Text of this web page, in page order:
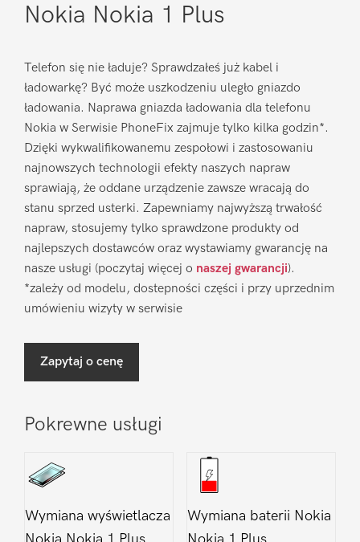
Nokia Nokia 1 Plus
Telefon się nie ładuje? Sprawdzałeś już kabel i
ładowarkę? Być może uszkodzeniu uległo gniazdo
ładowania. Naprawa gniazda ładowania dla telefonu
Nokia w Serwisie PhoneFix zajmuje tylko kilka godzin*.
Dzięki wykwalifikowanemu zespołowi i zastosowaniu
najnowszych technologii efekty naszych napraw
sprawiają, że oddane urządzenie zawsze wracają do
stanu sprzed usterki. Zapewniamy najwyższą trwałość
napraw, stosujemy tylko sprawdzone produkty od
najlepszych dostawców oraz wystawiamy gwarancję na
nasze usługi (poczytaj więcej o naszej gwarancji).
*zależy od modelu, dostepności części i przy uprzednim
umówieniu wizyty w serwisie
Zapytaj o cenę
Pokrewne usługi
Wymiana wyświetlacza
Wymiana baterii Nokia